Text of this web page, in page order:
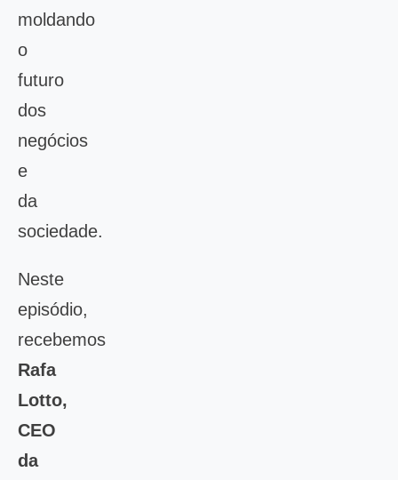
moldando
o
futuro
dos
negócios
e
da
sociedade.
Neste
episódio,
recebemos
Rafa
Lotto,
CEO
da